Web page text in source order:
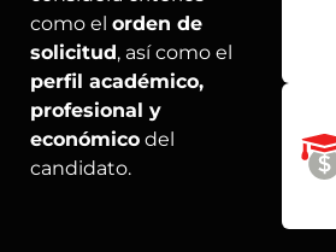
como el orden de
solicitud, así como el
perfil académico,
profesional y
económico del
candidato.